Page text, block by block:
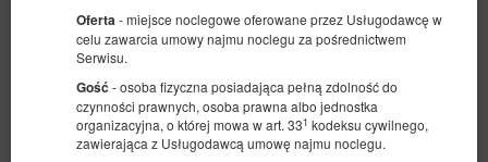
Oferta - miejsce noclegowe oferowane przez Usługodawcę w
celu zawarcia umowy najmu noclegu za pośrednictwem
Serwisu.
Gość - osoba fizyczna posiadająca pełną zdolność do
czynności prawnych, osoba prawna albo jednostka
organizacyjna, o której mowa w art. 331 kodeksu cywilnego,
zawierająca z Usługodawcą umowę najmu noclegu.